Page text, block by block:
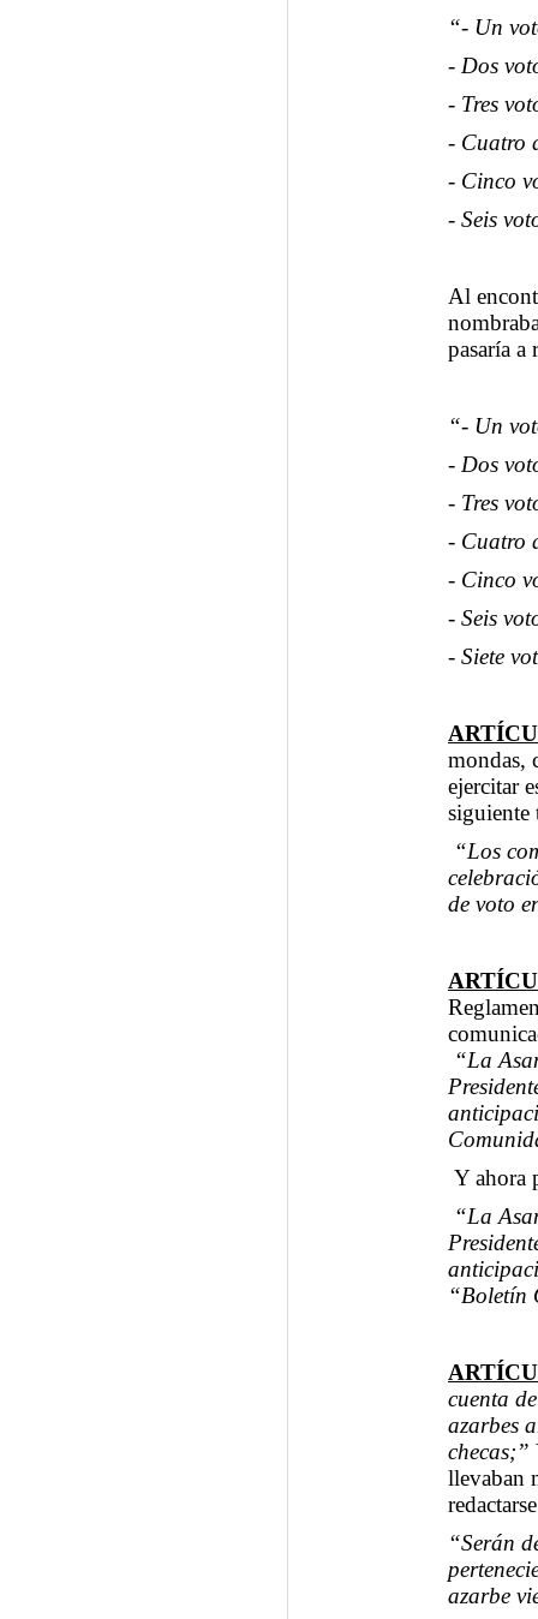
“- Un
- Dos
- Tres
- Cuatro
- Cinco
- Seis
Al
pasaría a
“- Un
- Dos
- Tres
- Cuatro
- Cinco
- Seis
- Siete
mondas,
ejercitar
siguiente
“Los
de voto
“La
Y ahora
“La
“Boletín
cuenta
azarbes
checas;”
llevaban
“Serán
azarbe